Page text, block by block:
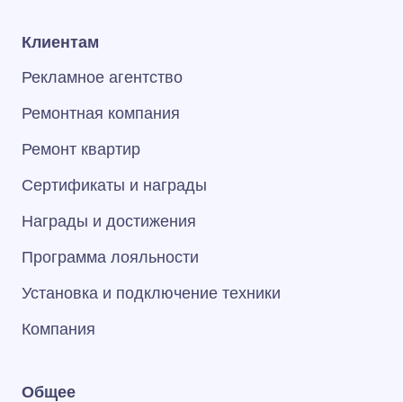
Клиентам
Рекламное агентство
Ремонтная компания
Ремонт квартир
Сертификаты и награды
Награды и достижения
Программа лояльности
Установка и подключение техники
Компания
Общее